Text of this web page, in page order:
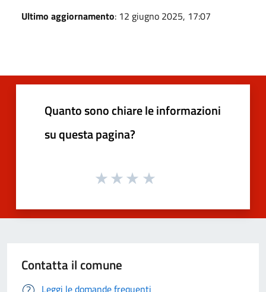
Ultimo aggiornamento: 12 giugno 2025, 17:07
Quanto sono chiare le informazioni
su questa pagina?
Contatta il comune
Leggi le domande frequenti